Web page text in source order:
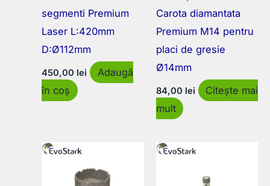
segmenti Premium
Laser L:420mm
D:Ø112mm
450,00 lei
Adaugă
în coș
Carota diamantata
Premium M14 pentru
placi de gresie
Ø14mm
84,00 lei
Citește mai
mult